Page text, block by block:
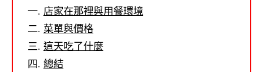
店家在那裡與用餐環境
菜單與價格
這天吃了什麼
總結